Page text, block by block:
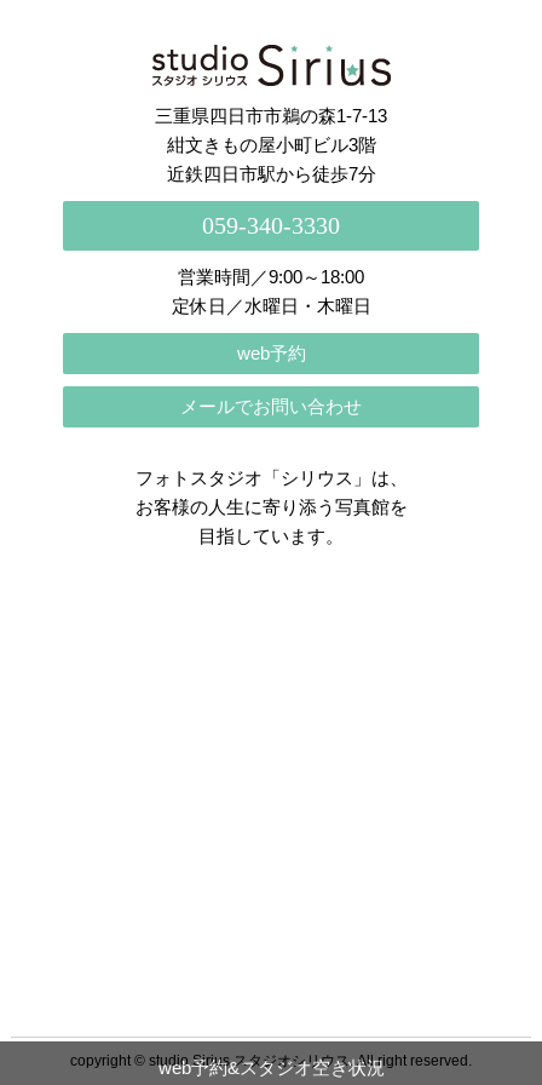
web予約&スタジオ空き状況
Instagram でフォロー
三重県四日市市鵜の森1-7-13
紺文きもの屋小町ビル3階
近鉄四日市駅から徒歩7分
059-340-3330
営業時間／9:00～18:00
定休日／水曜日・木曜日
web予約
メールでお問い合わせ
フォトスタジオ「シリウス」は、
お客様の人生に寄り添う写真館を
目指しています。
copyright © studio Sirius スタジオシリウス. All right reserved.